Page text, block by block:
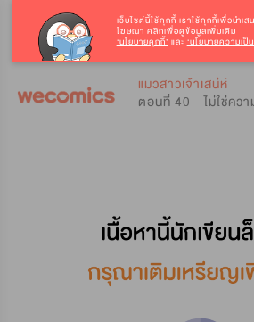
แมวสาวเจ้าเสน่ห์
ตอนที่ 40 - ไม่ใช่คว
เว็บไซต์นี้ใช้คุกกี้ เราใช้คุกกี้เพื่อนำเส
โฆษณา คลิกเพื่อดูข้อมูลเพิ่มเติม
‘นโยบายคุกกี้’ และ ‘นโยบายความเป็